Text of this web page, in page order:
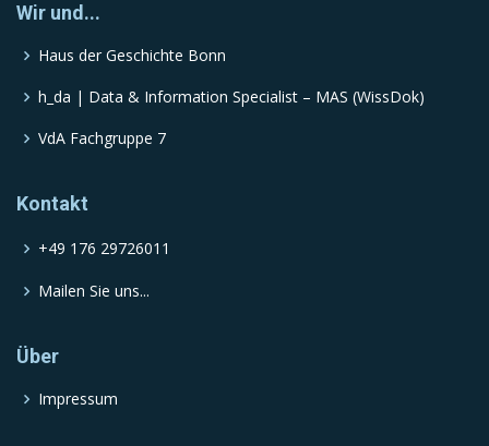
Wir und...
Haus der Geschichte Bonn
h_da | Data & Information Specialist – MAS (WissDok)
VdA Fachgruppe 7
Kontakt
+49 176 29726011
Mailen Sie uns...
Über
Impressum